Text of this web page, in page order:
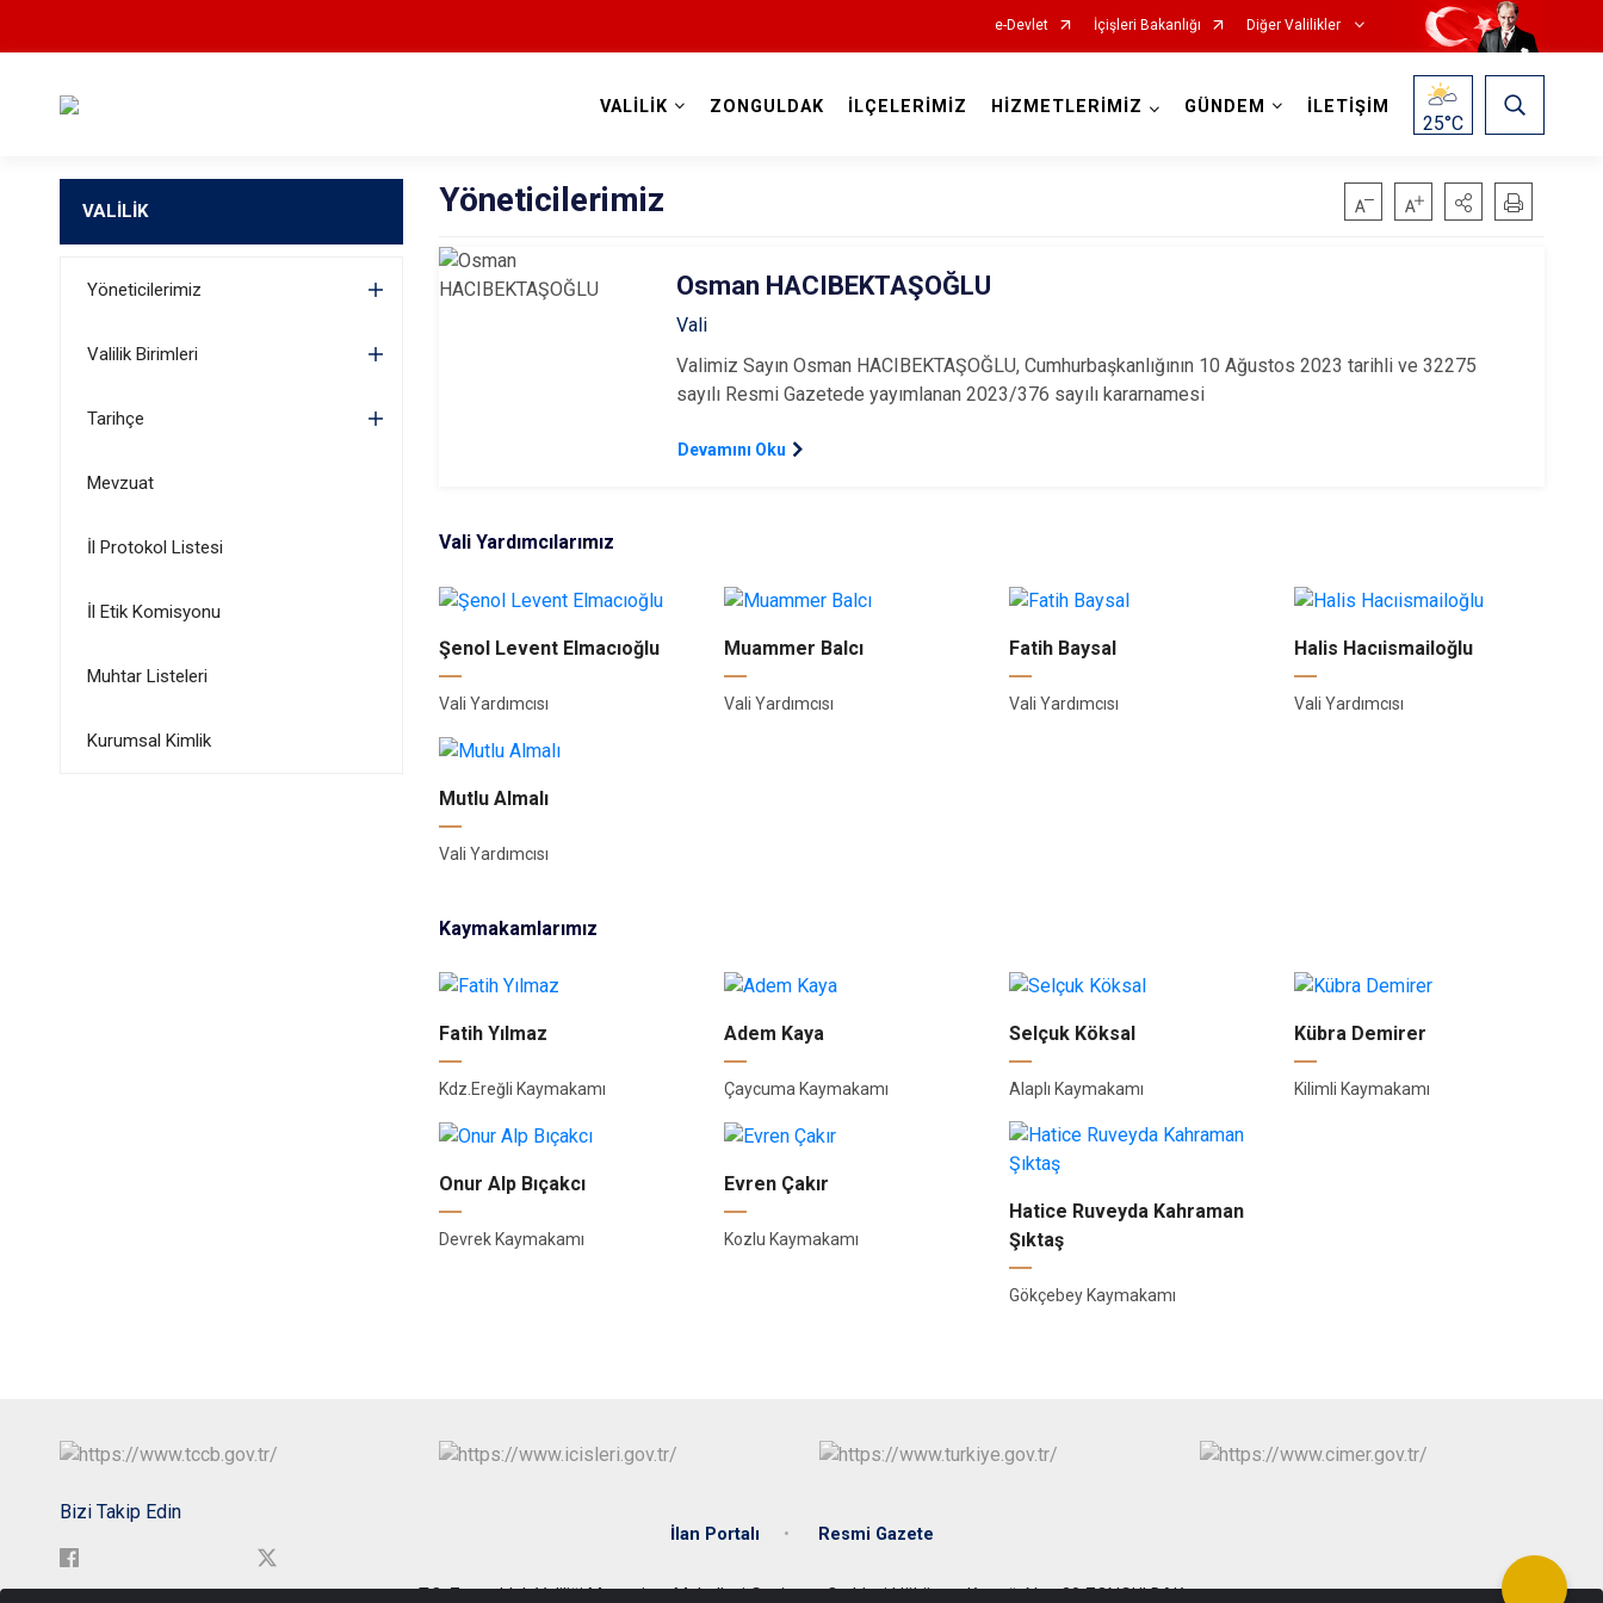
e-Devlet İçişleri Bakanlığı Diğer Valilikler
VALİLİK ZONGULDAK İLÇELERİMİZ HİZMETLERİMİZ GÜNDEM İLETİŞİM
25°C
VALİLİK
Yöneticilerimiz
Valilik Birimleri
Tarihçe
Mevzuat
İl Protokol Listesi
İl Etik Komisyonu
Muhtar Listeleri
Kurumsal Kimlik
Yöneticilerimiz
Osman HACIBEKTAŞOĞLU
Vali
Valimiz Sayın Osman HACIBEKTAŞOĞLU, Cumhurbaşkanlığının 10 Ağustos 2023 tarihli ve 32275
sayılı Resmi Gazetede yayımlanan 2023/376 sayılı kararnamesi
Devamını Oku
Vali Yardımcılarımız
Şenol Levent Elmacıoğlu
Vali Yardımcısı
Muammer Balcı
Vali Yardımcısı
Fatih Baysal
Vali Yardımcısı
Halis Hacıismailoğlu
Vali Yardımcısı
Mutlu Almalı
Vali Yardımcısı
Kaymakamlarımız
Fatih Yılmaz
Kdz.Ereğli Kaymakamı
Adem Kaya
Çaycuma Kaymakamı
Selçuk Köksal
Alaplı Kaymakamı
Kübra Demirer
Kilimli Kaymakamı
Onur Alp Bıçakcı
Devrek Kaymakamı
Evren Çakır
Kozlu Kaymakamı
Hatice Ruveyda Kahraman
Şıktaş
Gökçebey Kaymakamı
Bizi Takip Edin
İlan Portalı Resmi Gazete
T.C. Zonguldak Valiliği Meşrutiyet Mahallesi Gazipaşa Caddesi Hükümet Konağı No : 30 ZONGULDAK